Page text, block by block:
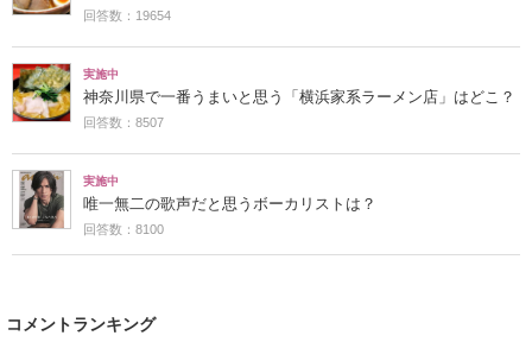
回答数：19654
実施中
神奈川県で一番うまいと思う「横浜家系ラーメン店」はどこ？
回答数：8507
実施中
唯一無二の歌声だと思うボーカリストは？
回答数：8100
コメントランキング